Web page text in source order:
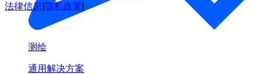
测绘
通用解决方案
法律信息 隐私政策